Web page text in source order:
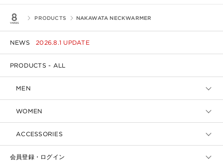
PRODUCTS NAKAWATA NECKWARMER
NEWS 2026.8.1 UPDATE
PRODUCTS - ALL
MEN
WOMEN
ACCESSORIES
会員登録・ログイン